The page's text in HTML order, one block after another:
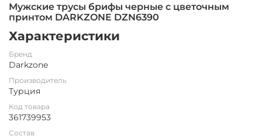
Мужские трусы брифы черные с цветочным
принтом DARKZONE DZN6390
Характеристики
Бренд
Darkzone
Производитель
Турция
Код товара
361739953
Состав